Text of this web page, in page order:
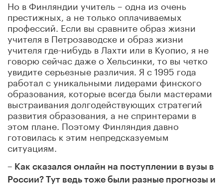
Но в Финляндии учитель – одна из очень
престижных, а не только оплачиваемых
профессий. Если вы сравните образ жизни
учителя в Петрозаводске и образ жизни
учителя где-нибудь в Лахти или в Куопио, я не
говорю сейчас даже о Хельсинки, то вы четко
увидите серьезные различия. Я с 1995 года
работал с уникальными лидерами финского
образования, которые всегда были мастерами
выстраивания долгодействующих стратегий
развития образования, а не спринтерами в
этом плане. Поэтому Финляндия давно
готовилась к этим непредсказуемым
ситуациям.
– Как сказался онлайн на поступлении в вузы в
России? Тут ведь тоже были разные прогнозы и